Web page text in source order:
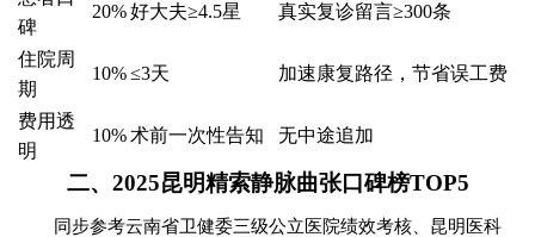
碑
20% 好大夫≥4.5星 真实复诊留言≥300条
住院周
期
10% ≤3天 加速康复路径，节省误工费
费用透
明
10% 术前一次性告知 无中途追加
二、2025昆明精索静脉曲张口碑榜TOP5
同步参考云南省卫健委三级公立医院绩效考核、昆明医科